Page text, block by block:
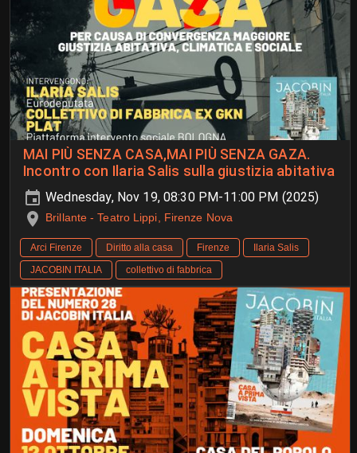
MAI PIÙ SENZA CASA,MAI PIÙ SENZA GAZA.
Incontro con Ilaria Salis sulla giustizia abitativa
Wednesday, Nov 19, 08:30 PM-11:00 PM (2025)
Brillante - Teatro Lippi, Firenze Nova
Arci Firenze Diritto alla casa Firenze
Ilaria Salis
JACOBIN ITALIA
collettivo di fabbrica